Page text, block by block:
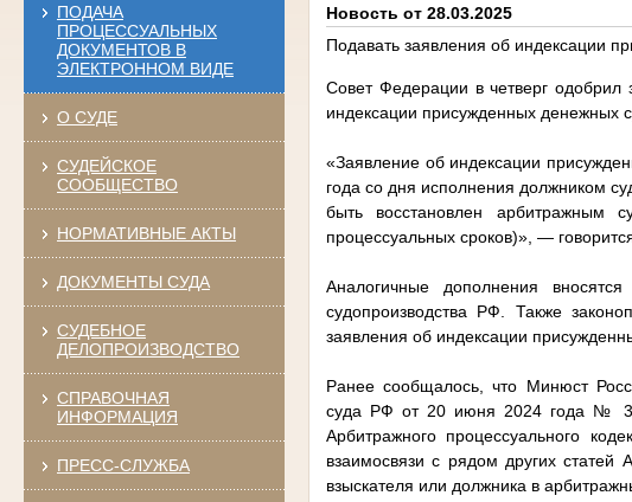
ПОДАЧА
ПРОЦЕССУАЛЬНЫХ
ДОКУМЕНТОВ В
ЭЛЕКТРОННОМ ВИДЕ
О СУДЕ
СУДЕЙСКОЕ
СООБЩЕСТВО
НОРМАТИВНЫЕ АКТЫ
ДОКУМЕНТЫ СУДА
СУДЕБНОЕ
ДЕЛОПРОИЗВОДСТВО
СПРАВОЧНАЯ
ИНФОРМАЦИЯ
ПРЕСС-СЛУЖБА
Новость от 28.03.2025
Подавать заявления об индексации
Совет Федерации в четверг одобрил
индексации присужденных денежных
«Заявление об индексации
года со дня исполнения должником
быть восстановлен арбитражным
процессуальных сроков)», —
Аналогичные дополнения
судопроизводства РФ. Также
заявления об индексации
Ранее сообщалось, что Минюст
суда РФ от 20 июня 2024 года №
Арбитражного процессуального
взаимосвязи с рядом других
взыскателя или должника в